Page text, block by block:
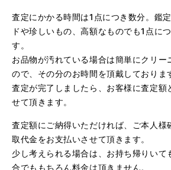
りました。
（大阪府大阪市）とてもプロな鑑定士
ドバイスや買取りを暖かい人柄で行っ
なって頂いてありがとうございます! お
さがなく、とても入ってゆっくりでき
高いお店です。また鑑定士さんに会いた
査定にかかる時間は1点につき数分。鑑
ドや珍しいもの、高額なものでも1点に
す。
お品物が汚れている場合は簡単にクリー
ので、その分のお時間を頂戴しておりま
査定が完了しましたら、お客様に査定額
せて頂きます。
査定額にご納得いただければ、ご本人様
取代金をお支払いさせて頂きます。
少し考えられる場合は、お持ち帰りいて
合でももちろん料金は頂きません。